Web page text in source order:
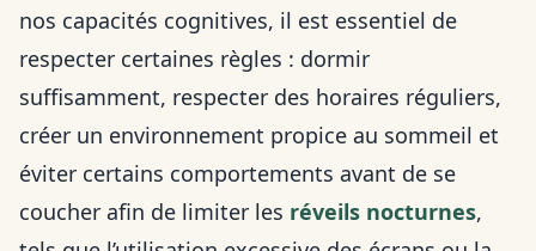
nos capacités cognitives, il est essentiel de
respecter certaines règles : dormir
suffisamment, respecter des horaires réguliers,
créer un environnement propice au sommeil et
éviter certains comportements avant de se
coucher afin de limiter les réveils nocturnes,